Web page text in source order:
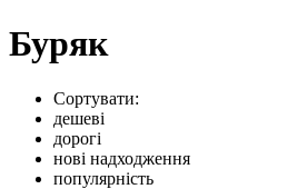
Буряк
Сортувати:
дешеві
дорогі
нові надходження
популярність